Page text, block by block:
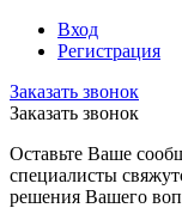
Вход
Регистрация
Заказать звонок
Заказать звонок
Оставьте Ваше
специалисты
решения Вашего